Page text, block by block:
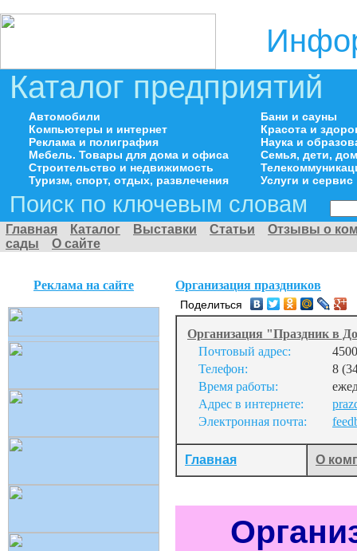
Каталог предприятий
Автомобили
Компьютеры и интернет
Реклама и полиграфия
Мебель. Товары для дома и офиса
Строительство и недвижимость
Туризм, спорт, отдых, развлечения
Бани и сауны
Красота и
Наука и
Семья, дети,
Услуги и сервис
Поиск по ключевым словам
Главная Каталог Выставки Статьи
Отзывы о
сады
О сайте
Реклама на сайте Организация праздников
Поделиться
Организация "Праздник в
Почтовый адрес:
Телефон:
8
Время работы:
Адрес в интернете:
Электронная почта:
Главная О